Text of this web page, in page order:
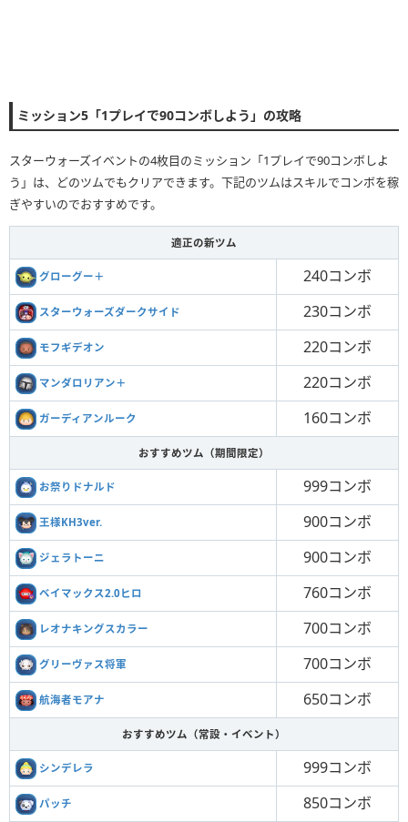
ミッション5「1プレイで90コンボしよう」の攻略
スターウォーズイベントの4枚目のミッション「1プレイで90コンボしよ
う」は、どのツムでもクリアできます。下記のツムはスキルでコンボを稼
ぎやすいのでおすすめです。
適正の新ツム
グローグー＋ 240コンボ
スターウォーズダークサイド 230コンボ
モフギデオン 220コンボ
マンダロリアン＋ 220コンボ
ガーディアンルーク 160コンボ
おすすめツム（期間限定）
お祭りドナルド 999コンボ
王様KH3ver. 900コンボ
ジェラトーニ 900コンボ
ベイマックス2.0ヒロ 760コンボ
レオナキングスカラー 700コンボ
グリーヴァス将軍 700コンボ
航海者モアナ 650コンボ
おすすめツム（常設・イベント）
シンデレラ 999コンボ
パッチ 850コンボ